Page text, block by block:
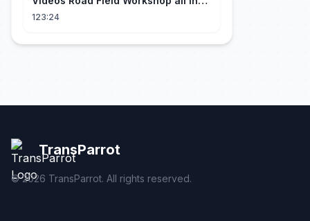
one Car Console Device &
123:24
TransParrot
©2026 TransParrot. All rights reserved.